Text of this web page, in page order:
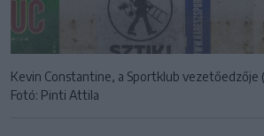
Kevin Constantine, a Sportklub vezetőedzője
Fotó: Pinti Attila